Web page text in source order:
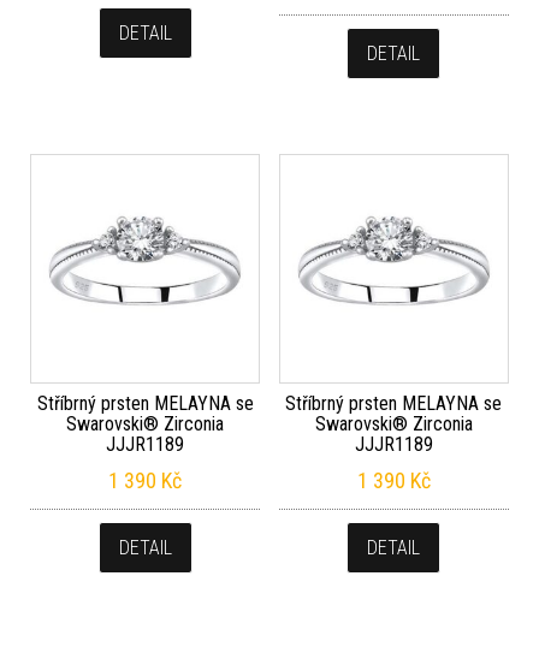
DETAIL
DETAIL
Stříbrný prsten MELAYNA se
Swarovski® Zirconia
JJJR1189
1 390 Kč
DETAIL
Stříbrný prsten MELAYNA se
Swarovski® Zirconia
JJJR1189
1 390 Kč
DETAIL